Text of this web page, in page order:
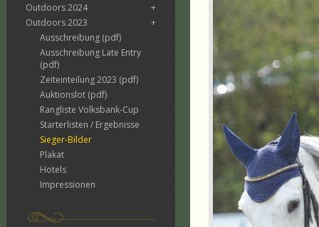
Outdoors 2024
+
Outdoors 2023
+
Ausschreibung (pdf)
Ausschreibung Late Entry
(pdf)
Zeiteinteilung 2023 (pdf)
Auktionslot (pdf)
Rangliste Volksbank-Cup
Starterlisten / Ergebnisse
Sieger-Bilder
Plakat
Hotels
Impressionen